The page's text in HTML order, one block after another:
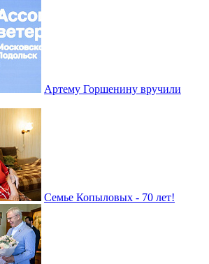
Артему Горшенину вручили
Семье Копыловых - 70 лет!